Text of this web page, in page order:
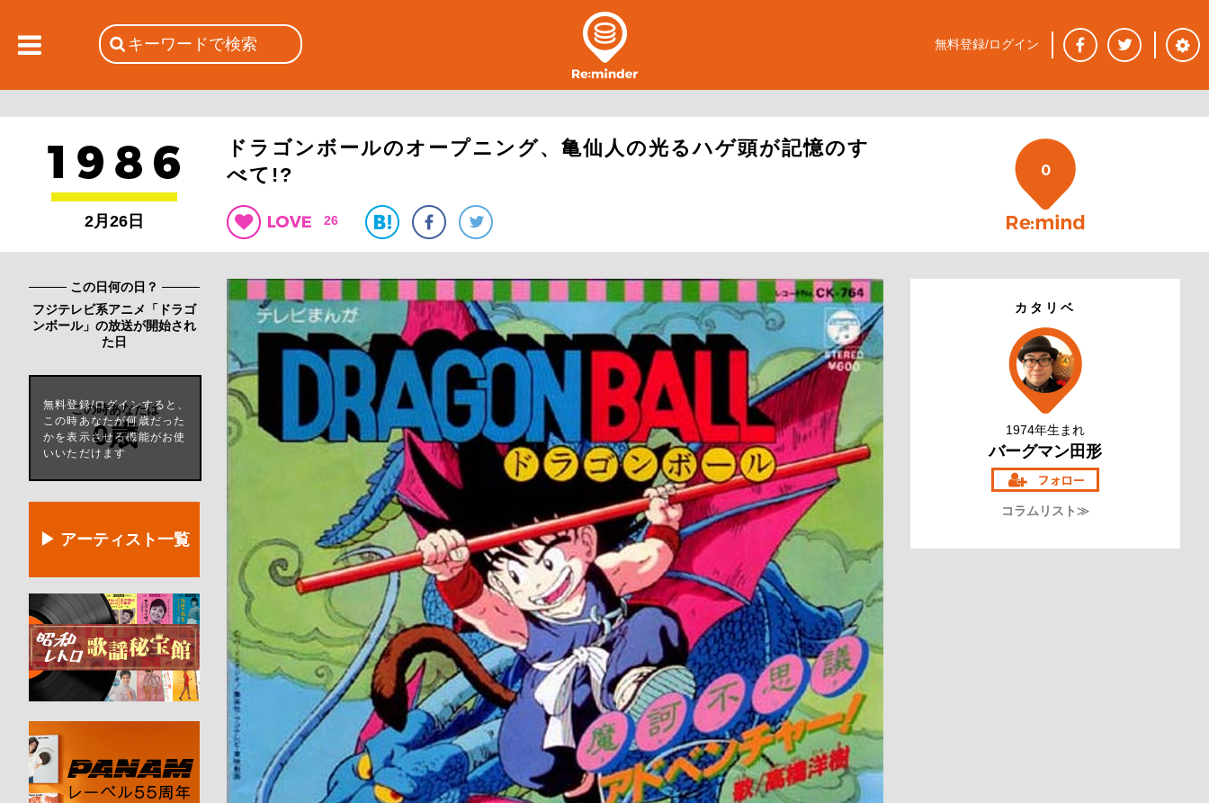
2月26日
ドラゴンボールのオープニング、亀仙人の光るハゲ頭が記憶のす
べて!?
26
0
この日何の日？
フジテレビ系アニメ「ドラゴ
ンボール」の放送が開始され
た日
この時あなたは
0歳
無料登録/ログインすると、
この時あなたが何歳だった
かを表示させる機能がお使
いいただけます
▶ アーティスト一覧
カタリベ
1974年生まれ
バーグマン田形
コラムリスト≫
無料登録/ログイン